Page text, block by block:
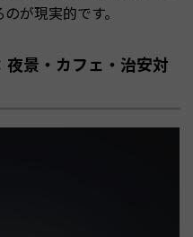
が現実的です。
景・カフェ・治安対